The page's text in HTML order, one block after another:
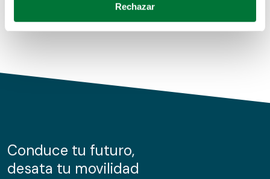
Obtenga más información sobre cómo se procesan sus
de cookies.
información sobre el uso que haga del sitio web con
nuestros partners de redes sociales, publicidad y análisis
Rechazar
Conduce tu futuro,
desata tu movilidad